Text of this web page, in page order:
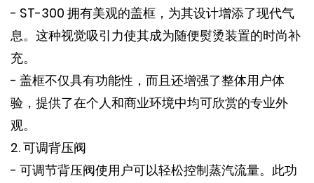
- ST-300 拥有美观的盖框，为其设计增添了现代气
息。这种视觉吸引力使其成为随便熨烫装置的时尚补
充。
- 盖框不仅具有功能性，而且还增强了整体用户体
验，提供了在个人和商业环境中均可欣赏的专业外
观。
2. 可调背压阀
- 可调节背压阀使用户可以轻松控制蒸汽流量。此功